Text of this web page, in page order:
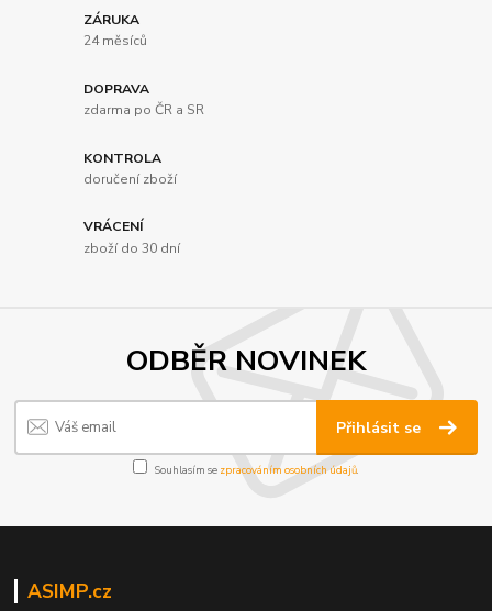
ZÁRUKA
24 měsíců
DOPRAVA
zdarma po ČR a SR
KONTROLA
doručení zboží
VRÁCENÍ
zboží do 30 dní
ODBĚR NOVINEK
Přihlásit se
Souhlasím se zpracováním osobních údajů.
ASIMP.cz